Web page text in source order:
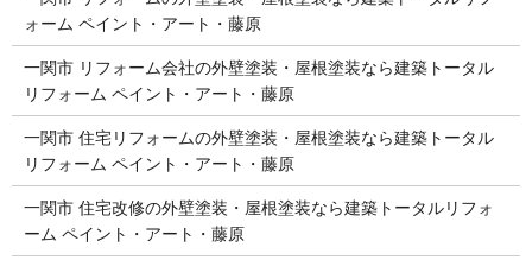
ォーム ペイント・アート・藤原
一関市 リフォーム会社の外壁塗装・屋根塗装なら建築トータル
リフォーム ペイント・アート・藤原
一関市 住宅リフォームの外壁塗装・屋根塗装なら建築トータル
リフォーム ペイント・アート・藤原
一関市 住宅改修の外壁塗装・屋根塗装なら建築トータルリフォ
ーム ペイント・アート・藤原